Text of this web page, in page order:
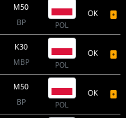
M50
BP
POL
OK
K30
MBP
POL
OK
M50
BP
POL
OK